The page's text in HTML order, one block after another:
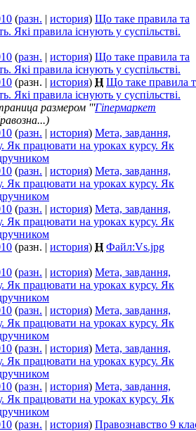
(разн. | история) Що таке правила та
Які правила існують у суспільстві.
(разн. | история) Що таке правила та
Які правила існують у суспільстві.
(разн. | история) Н Що таке правила
Які правила існують у суспільстві.
размером '''Гіпермаркет
(разн. | история) Мета, завдання,
Як працювати на уроках курсу. Як
(разн. | история) Мета, завдання,
Як працювати на уроках курсу. Як
(разн. | история) Мета, завдання,
Як працювати на уроках курсу. Як
(разн. | история) Н Файл:Vs.jpg
(разн. | история) Мета, завдання,
Як працювати на уроках курсу. Як
(разн. | история) Мета, завдання,
Як працювати на уроках курсу. Як
(разн. | история) Мета, завдання,
Як працювати на уроках курсу. Як
(разн. | история) Мета, завдання,
Як працювати на уроках курсу. Як
(разн. | история) Правознавство 9